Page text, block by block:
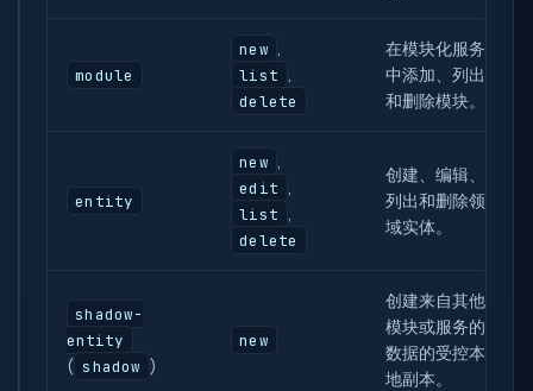
module
new
list
delete
在模块化服务
中添加、列出
和删除模块。
entity
new
edit
list
delete
创建、编辑、
列出和删除领
域实体。
shadow-
entity
( shadow )
new
创建来自其他
模块或服务的
数据的受控本
地副本。